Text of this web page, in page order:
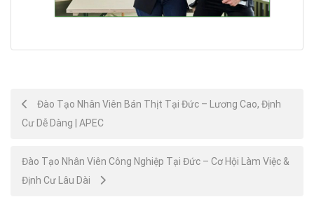
Post
navigation
Đào Tạo Nhân Viên Bán Thịt Tại Đức – Lương Cao, Định
Cư Dễ Dàng | APEC
Đào Tạo Nhân Viên Công Nghiệp Tại Đức – Cơ Hội Làm Việc &
Định Cư Lâu Dài